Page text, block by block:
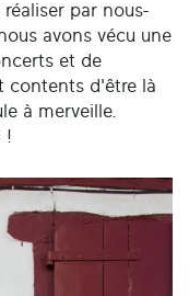
par nous-
avons vécu une
et de
contents d'être là
à merveille.
!